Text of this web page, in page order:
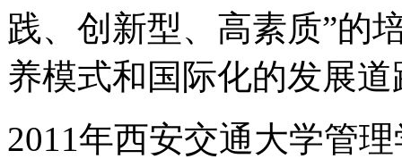
践、创新型、高素质”的
养模式和国际化的发展道
2011年西安交通大学管